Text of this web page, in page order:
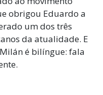
obrigou Eduardo a
um dos três
da atualidade. E
é bilíngue: fala